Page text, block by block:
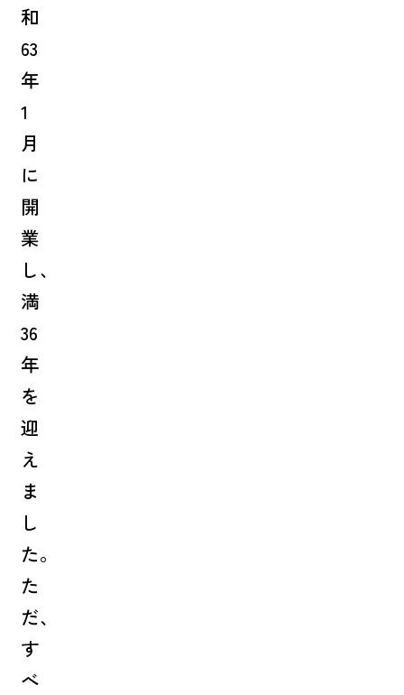
和
63
年
1
月
に
開
業
し、
満
36
年
を
迎
え
ま
し
た。
た
だ、
す
べ